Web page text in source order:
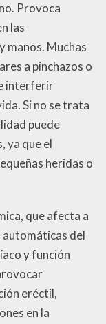
Provoca
las
manos. Muchas
a pinchazos o
interferir
Si no se trata
puede
ya que el
heridas o
que afecta a
del
y función
eréctil,
en la